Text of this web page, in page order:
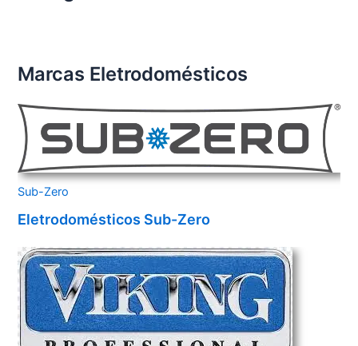
Marcas Eletrodomésticos
Sub-Zero
Eletrodomésticos Sub-Zero